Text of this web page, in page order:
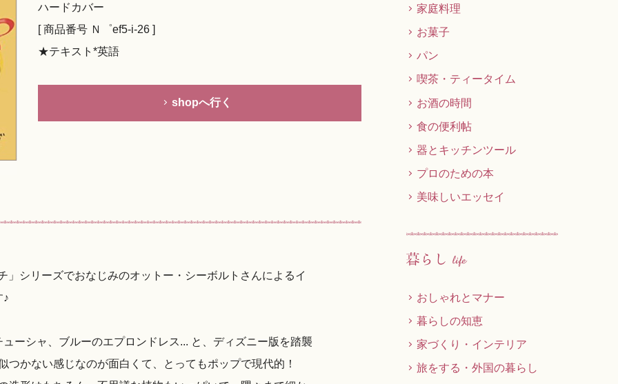
ハードカバー
[ 商品番号 Ｎ゜ef5-i-26 ]
★テキスト*英語
shopへ行く
」シリーズでおなじみのオットー・シーボルトさんによるイ
♪
ーシャ、ブルーのエプロンドレス... と、ディズニー版を踏襲
つかない感じなのが面白くて、とってもポップで現代的！
家庭料理
お菓子
パン
喫茶・ティータイム
お酒の時間
食の便利帖
器とキッチンツール
プロのための本
美味しいエッセイ
おしゃれとマナー
暮らしの知恵
家づくり・インテリア
旅をする・外国の暮らし